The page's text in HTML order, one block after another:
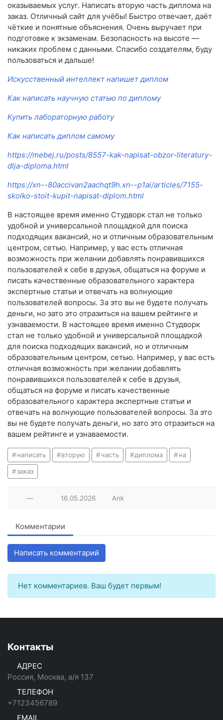
оказываемых услуг. Написать вторую часть диплома на
заказ. Отличный сайт для учёбы! Быстро отвечает, даёт
чёткие и понятные объяснения. Очень выручает при
подготовке к экзаменам. Безопасность на высоте —
никаких проблем с данными. Спасибо создателям, буду
пользоваться и дальше!
Искусственный интеллект напишет диплом
Как написать научную статью по диплому
Купить лабораторную работу
Как написать диплом самому
https://mebej.ru/posts/8557-kak-napisat-obzor-literatury-
dlja-diploma.html
https://xn--80accivan2aachqt9h.xn--p1ai/articles/7155-
skolko-stoit-kupit-napisat-diplom.html
В настоящее время именно Студворк стал не только
удобной и универсальной площадкой для поиска
подходящих вакансий, но и отличным образовательным
центром, сетью. Например, у вас есть отличная
возможность при желании добавлять понравившихся
пользователей к себе в друзья, общаться на форуме и
писать качественные образовательного характера
экспертные статьи и отвечать на волнующие
пользователей вопросы. За это вы не будете получать
деньги, но зато это отразиться на вашем рейтинге и
узнаваемости. В настоящее время именно Студворк
стал не только удобной и универсальной площадкой
для поиска подходящих вакансий, но и отличным
образовательным центром, сетью. Например, у вас есть
отличная возможность при желании добавлять
понравившихся пользователей к себе в друзья,
общаться на форуме и писать качественные
образовательного характера экспертные статьи и
отвечать на волнующие пользователей вопросы. За это
вы не будете получать деньги, но зато это отразиться на
вашем рейтинге и узнаваемости.
написать вторую часть диплома на
заказ
— 16.05.2026 Ank
Комментарии
Написать комментарий
Нет комментариев. Ваш будет первым!
Контакты
АДРЕС
Россия, Москва, а/я 137
ТЕЛЕФОН
+7123456789
EMAIL